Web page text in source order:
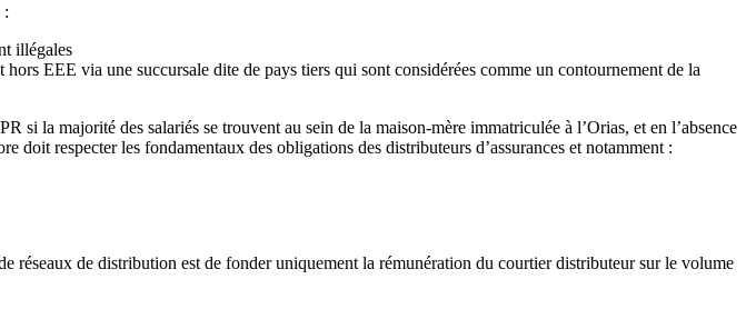
:
illégales
EEE via une succursale dite de pays tiers qui sont considérées comme un contournement de la
la majorité des salariés se trouvent au sein de la maison-mère immatriculée à l’Orias, et en l’absence
doit respecter les fondamentaux des obligations des distributeurs d’assurances et notamment :
réseaux de distribution est de fonder uniquement la rémunération du courtier distributeur sur le volume